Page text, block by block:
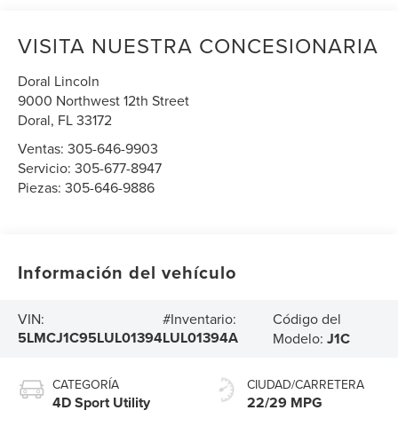
VISITA NUESTRA CONCESIONARIA
Doral Lincoln
9000 Northwest 12th Street
Doral, FL33172
Ventas:305-646-9903
Servicio:305-677-8947
Piezas:305-646-9886
Información del vehículo
VIN:
5LMCJ1C95LUL01394
#Inventario:
LUL01394A
Código del
Modelo: J1C
CATEGORÍA
4D Sport Utility
CIUDAD/CARRETERA
22/29 MPG